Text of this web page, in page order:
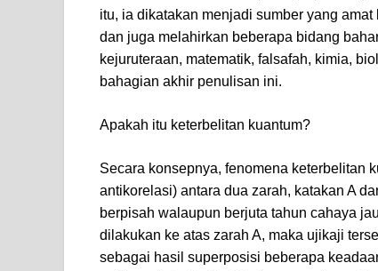
itu, ia dikatakan menjadi sumber yang
dan juga melahirkan beberapa bidang
kejuruteraan, matematik, falsafah, kimia,
bahagian akhir penulisan ini.
Apakah itu keterbelitan kuantum?
Secara konsepnya, fenomena keterbelitan
antikorelasi) antara dua zarah, katakan A
berpisah walaupun berjuta tahun cahaya
dilakukan ke atas zarah A, maka ujikaji
sebagai hasil superposisi beberapa